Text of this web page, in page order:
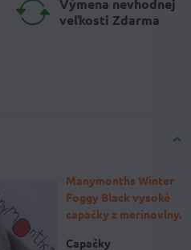
Výmena nevhodnej
veľkosti Zdarma
Manymonths Winter
Foggy Black vysoké
capačky z merinovlny.
Capačky